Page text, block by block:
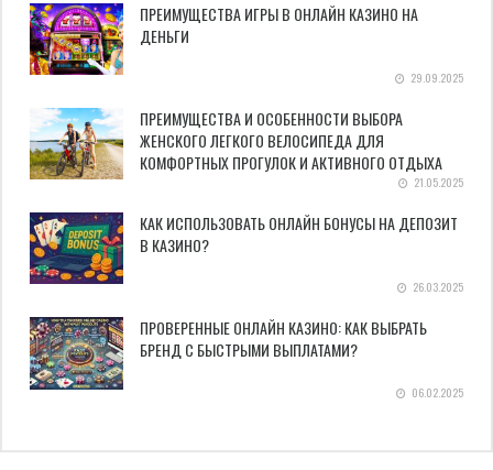
ПРЕИМУЩЕСТВА ИГРЫ В ОНЛАЙН КАЗИНО НА
ДЕНЬГИ
29.09.2025
ПРЕИМУЩЕСТВА И ОСОБЕННОСТИ ВЫБОРА
ЖЕНСКОГО ЛЕГКОГО ВЕЛОСИПЕДА ДЛЯ
КОМФОРТНЫХ ПРОГУЛОК И АКТИВНОГО ОТДЫХА
21.05.2025
КАК ИСПОЛЬЗОВАТЬ ОНЛАЙН БОНУСЫ НА ДЕПОЗИТ
В КАЗИНО?
26.03.2025
ПРОВЕРЕННЫЕ ОНЛАЙН КАЗИНО: КАК ВЫБРАТЬ
БРЕНД С БЫСТРЫМИ ВЫПЛАТАМИ?
06.02.2025